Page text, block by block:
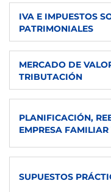
IDIOMA
TIPO
Obligatoria
IDIOMA
ECTS
TIPO
Obligatoria
IDIOMA
CONSULTA
S2
ECTS
TIPO
DESCARGAR
CONSULTA
S2
ECTS
3
IVA E IMPUESTOS
PATRIMONIALES
DESCARGAR
S2
ECTS
6
MERCADO DE
TRIBUTACIÓN
DESCARGAR
CONSULTA
S2
PLANIFICACIÓN,
EMPRESA
DESCARGAR
SUPUESTOS